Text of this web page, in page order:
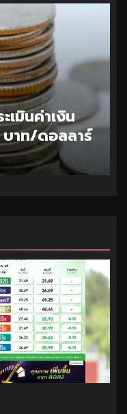
มินค่าเงิน
าท/ดอลลาร์